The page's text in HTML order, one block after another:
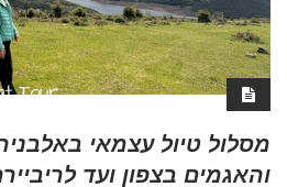
מסלול טיול עצמאי
והאגמים בצפון ועד